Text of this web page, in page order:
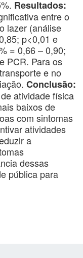
Resultados:
entre o
lazer (análise
p<0,01 e
= 0,66 – 0,90;
PCR. Para os
e no
Conclusão:
atividade física
baixos de
com sintomas
atividades
a
dessas
pública para